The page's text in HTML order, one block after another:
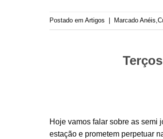
Postado em Artigos Marcado Anéis
Hoje vamos falar sobre as semi
estação e prometem perpetuar